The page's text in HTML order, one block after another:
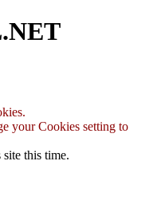
your Cookies setting to
site this time.